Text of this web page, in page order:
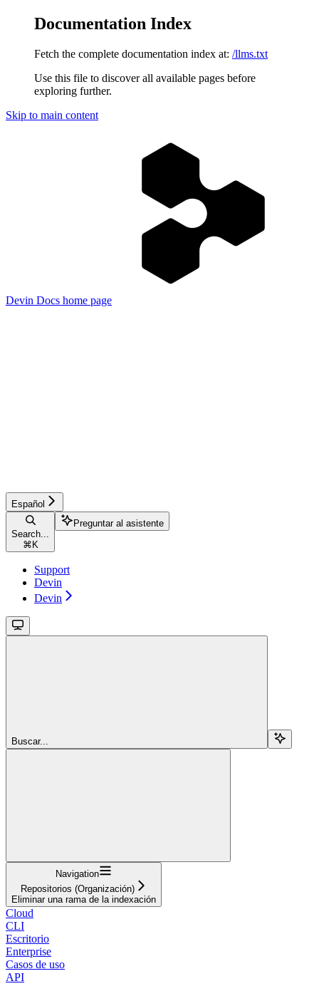
Documentation Index
Fetch the complete documentation index at: /llms.txt
Use this file to discover all available pages before
exploring further.
Skip to main content
Devin Docs home page
Español
Search...
⌘ K
Preguntar al asistente
Support
Devin
Devin
Buscar...
Navigation
Repositorios (Organización)
Eliminar una rama de la indexación
Cloud
CLI
Escritorio
Enterprise
Casos de uso
API